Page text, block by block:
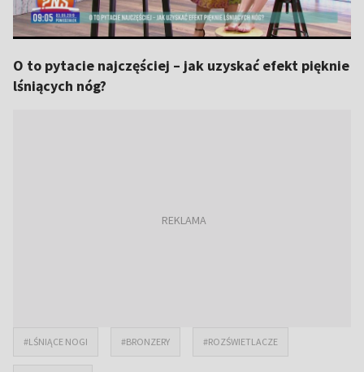
O to pytacie najczęściej – jak uzyskać efekt pięknie
lśniących nóg?
#LŚNIĄCE NOGI #BRONZERY #ROZŚWIETLACZE